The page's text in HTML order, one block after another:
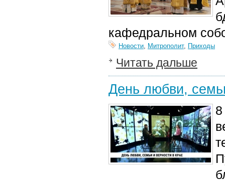
кафедральном
Новости, Митрополит, Приходы
Читать дальше
День любви,